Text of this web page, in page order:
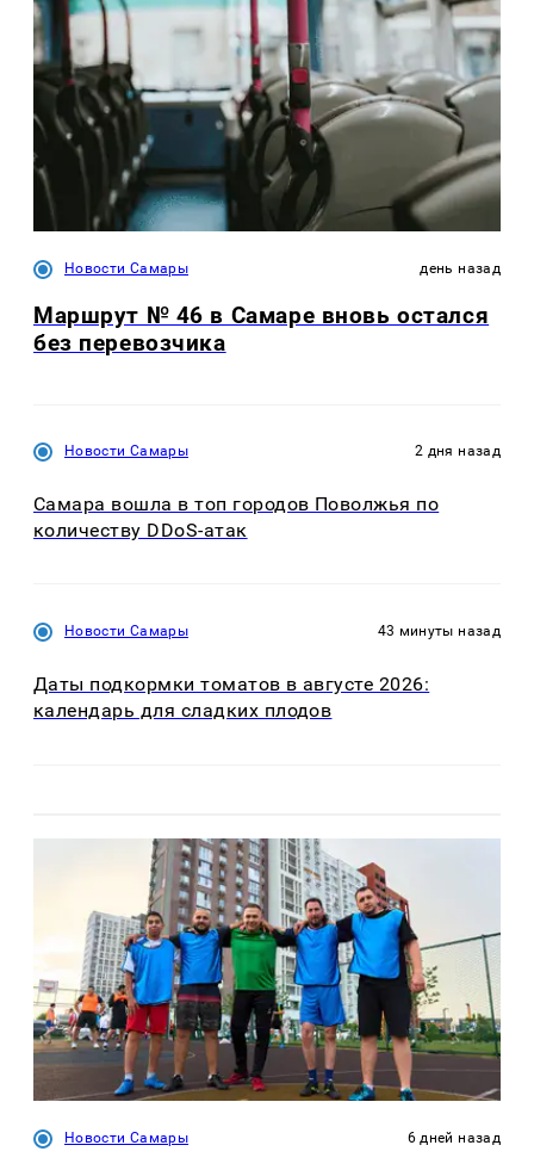
Новости Самары день назад
Маршрут № 46 в Самаре вновь остался
без перевозчика
Новости Самары 2 дня назад
Самара вошла в топ городов Поволжья по
количеству DDoS-атак
Новости Самары 43 минуты назад
Даты подкормки томатов в августе 2026:
календарь для сладких плодов
Новости Самары 6 дней назад